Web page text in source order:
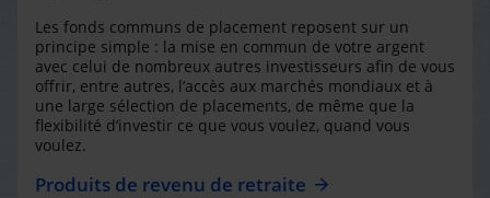
Les fonds communs de placement reposent sur un
principe simple : la mise en commun de votre argent
avec celui de nombreux autres investisseurs afin de vous
offrir, entre autres, l’accès aux marchés mondiaux et à
une large sélection de placements, de même que la
flexibilité d’investir ce que vous voulez, quand vous
voulez.
Produits de revenu de retraite